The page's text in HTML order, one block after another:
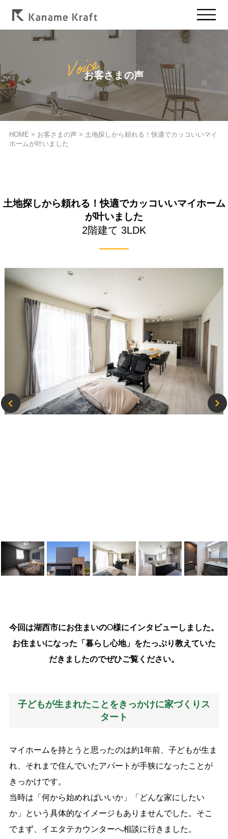
お客さまの声
HOME > お客さまの声> 土地探しから頼れる！快適でカッコいいマイ
ホームが叶いました
土地探しから頼れる！快適でカッコいいマイホーム
が叶いました
2階建て 3LDK
今回は湖西市にお住まいのO様にインタビューしました。
お住まいになった「暮らし心地」をたっぷり教えていた
だきましたのでぜひご覧ください。
子どもが生まれたことをきっかけに家づくりス
タート
マイホームを持とうと思ったのは約1年前、子どもが生ま
れ、それまで住んでいたアパートが手狭になったことが
きっかけです。
当時は「何から始めればいいか」「どんな家にしたい
か」という具体的なイメージもありませんでした。そこ
でまず、イエタテカウンターへ相談に行きました。